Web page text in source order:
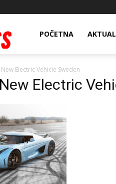
AutopressHRPOČETNA
New Electric Vehicle Sweden
Electric